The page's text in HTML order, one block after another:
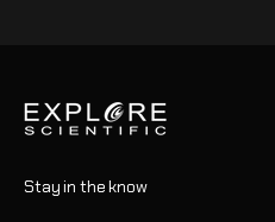
Stay in the know